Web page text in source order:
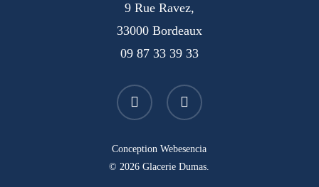
9 Rue Ravez,
33000 Bordeaux
09 87 33 39 33
facebook instagram
ConceptionWebesencia
© 2026 Glacerie Dumas.